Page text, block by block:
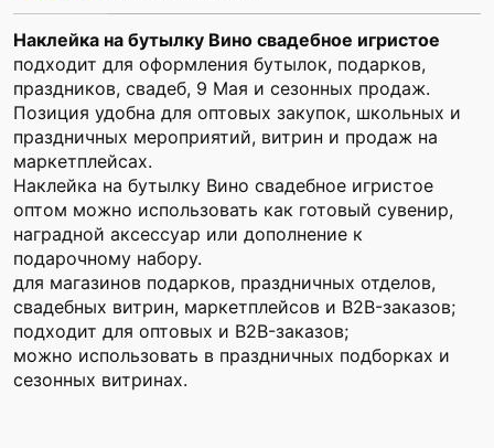
Наклейка на бутылку Вино свадебное игристое
подходит для оформления бутылок, подарков,
праздников, свадеб, 9 Мая и сезонных продаж.
Позиция удобна для оптовых закупок, школьных и
праздничных мероприятий, витрин и продаж на
маркетплейсах.
Наклейка на бутылку Вино свадебное игристое
оптом можно использовать как готовый сувенир,
наградной аксессуар или дополнение к
подарочному набору.
для магазинов подарков, праздничных отделов,
свадебных витрин, маркетплейсов и B2B-заказов;
подходит для оптовых и B2B-заказов;
можно использовать в праздничных подборках и
сезонных витринах.